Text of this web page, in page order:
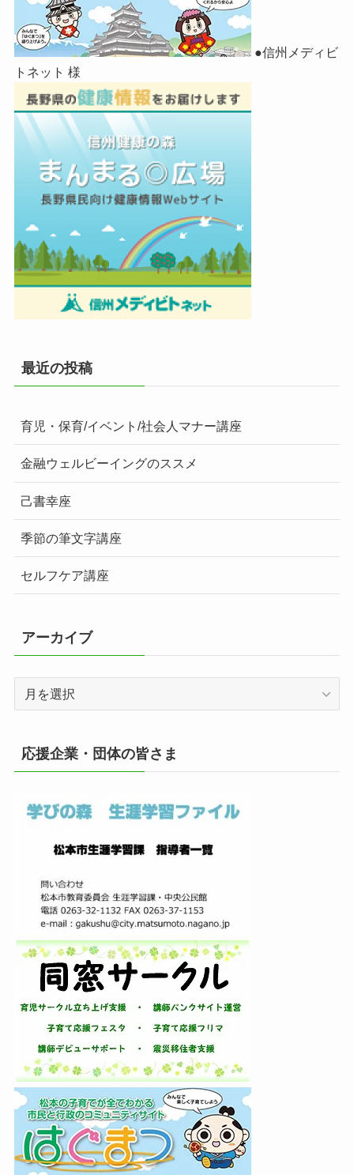
●信州メディビ
トネット 様
最近の投稿
育児・保育/イベント/社会人マナー講座
金融ウェルビーイングのススメ
己書幸座
季節の筆文字講座
セルフケア講座
アーカイブ
イ
ブ
応援企業・団体の皆さま